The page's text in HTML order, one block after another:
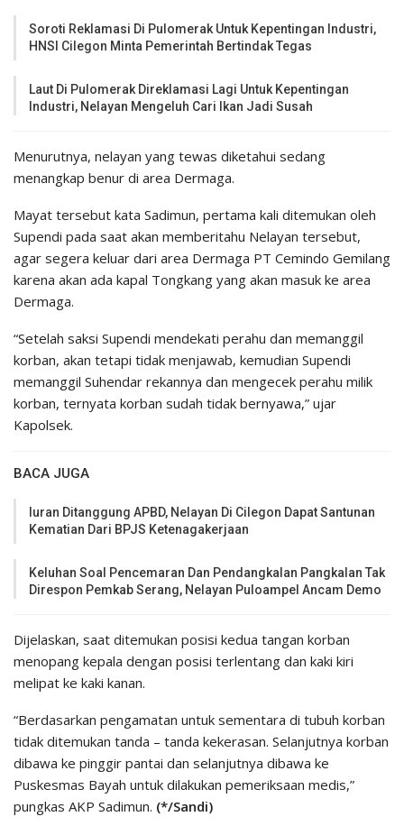
Soroti Reklamasi Di Pulomerak Untuk Kepentingan Industri,
HNSI Cilegon Minta Pemerintah Bertindak Tegas
Laut Di Pulomerak Direklamasi Lagi Untuk Kepentingan
Industri, Nelayan Mengeluh Cari Ikan Jadi Susah
Menurutnya, nelayan yang tewas diketahui sedang
menangkap benur di area Dermaga.
Mayat tersebut kata Sadimun, pertama kali ditemukan oleh
Supendi pada saat akan memberitahu Nelayan tersebut,
agar segera keluar dari area Dermaga PT Cemindo Gemilang
karena akan ada kapal Tongkang yang akan masuk ke area
Dermaga.
“Setelah saksi Supendi mendekati perahu dan memanggil
korban, akan tetapi tidak menjawab, kemudian Supendi
memanggil Suhendar rekannya dan mengecek perahu milik
korban, ternyata korban sudah tidak bernyawa,” ujar
Kapolsek.
BACA JUGA
Iuran Ditanggung APBD, Nelayan Di Cilegon Dapat Santunan
Kematian Dari BPJS Ketenagakerjaan
Keluhan Soal Pencemaran Dan Pendangkalan Pangkalan Tak
Direspon Pemkab Serang, Nelayan Puloampel Ancam Demo
Dijelaskan, saat ditemukan posisi kedua tangan korban
menopang kepala dengan posisi terlentang dan kaki kiri
melipat ke kaki kanan.
“Berdasarkan pengamatan untuk sementara di tubuh korban
tidak ditemukan tanda – tanda kekerasan. Selanjutnya korban
dibawa ke pinggir pantai dan selanjutnya dibawa ke
Puskesmas Bayah untuk dilakukan pemeriksaan medis,”
pungkas AKP Sadimun. (*/Sandi)